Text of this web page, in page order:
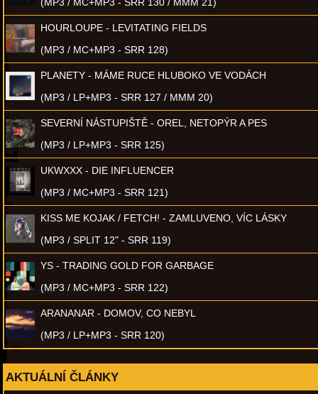
HOURLOUPE - LEVITATING FIELDS
(MP3 / MC+MP3 - SRR 128)
PLANETY - MÁME RUCE HLUBOKO VE VODÁCH
(MP3 / LP+MP3 - SRR 127 / MMM 20)
SEVERNÍ NÁSTUPIŠTĚ - OREL, NETOPÝR A PES
(MP3 / LP+MP3 - SRR 125)
UKWXXX - DIE INFLUENCER
(MP3 / MC+MP3 - SRR 121)
KISS ME KOJAK / FETCH! - ZAMLUVENO, VÍC LÁSKY
(MP3 / SPLIT 12" - SRR 119)
YS - TRADING GOLD FOR GARBAGE
(MP3 / MC+MP3 - SRR 122)
ARANANAR - DOMOV, CO NEBYL
(MP3 / LP+MP3 - SRR 120)
AKTUÁLNÍ ČLÁNKY